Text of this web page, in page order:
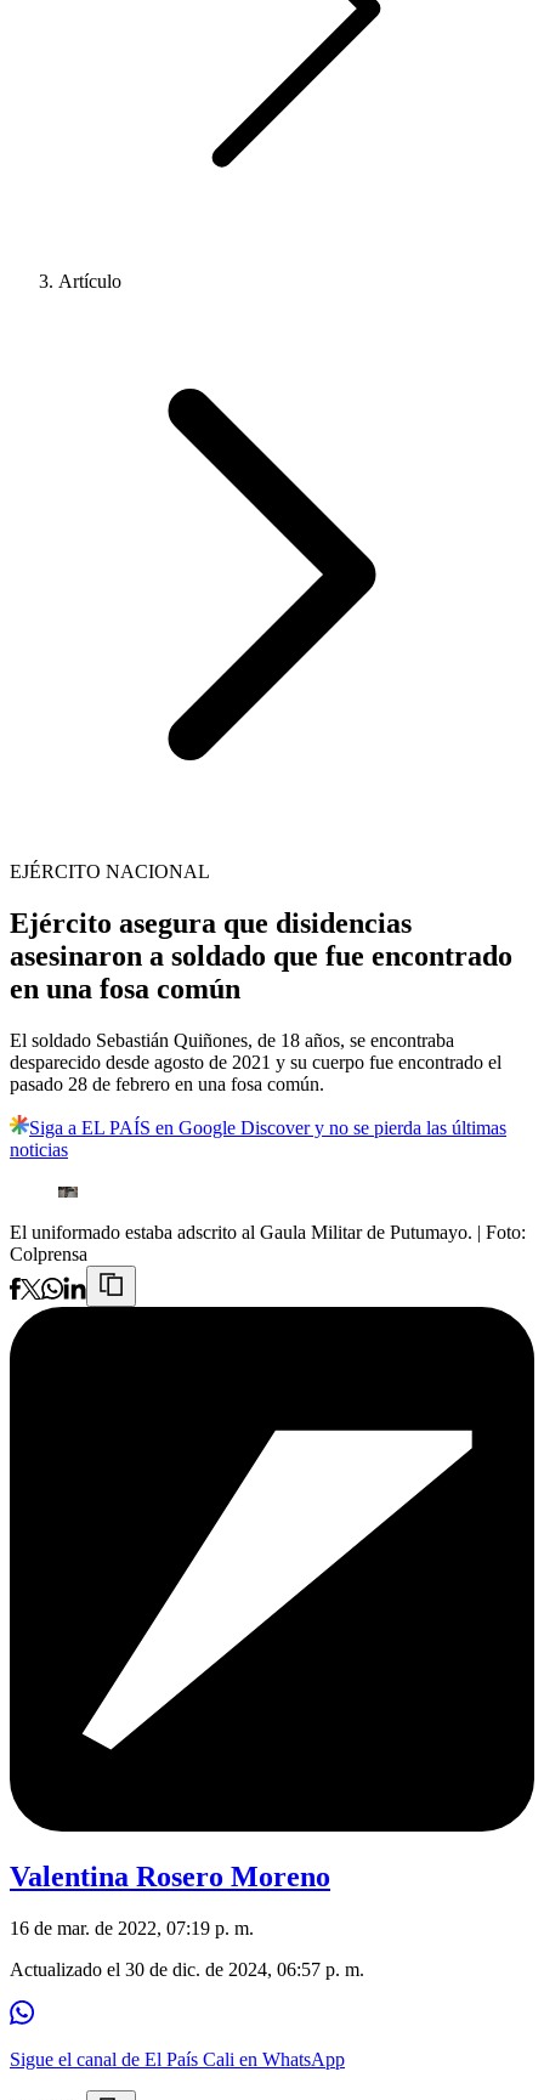
Artículo
EJÉRCITO NACIONAL
Ejército asegura que disidencias
asesinaron a soldado que fue encontrado
en una fosa común
El soldado Sebastián Quiñones, de 18 años, se encontraba
desparecido desde agosto de 2021 y su cuerpo fue encontrado el
pasado 28 de febrero en una fosa común.
Siga a EL PAÍS en Google Discover y no se pierda las últimas
noticias
El uniformado estaba adscrito al Gaula Militar de Putumayo. | Foto:
Colprensa
Valentina Rosero Moreno
16 de mar. de 2022, 07:19 p. m.
Actualizado el 30 de dic. de 2024, 06:57 p. m.
Sigue el canal de El País Cali en WhatsApp